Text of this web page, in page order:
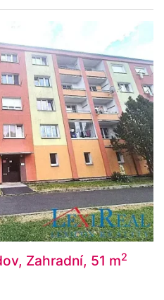
Zahradní, 51 m2